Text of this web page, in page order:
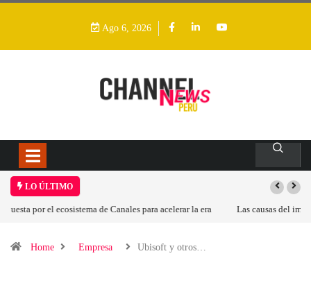
Ago 6, 2026
LO ÚLTIMO
Las causas del impulso al alza en el precio de las placas base
Home Empresa Ubisoft y otros…